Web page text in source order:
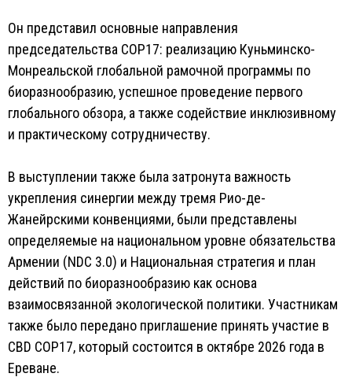
Он представил основные направления
председательства COP17: реализацию Куньминско-
Монреальской глобальной рамочной программы по
биоразнообразию, успешное проведение первого
глобального обзора, а также содействие инклюзивному
и практическому сотрудничеству.
В выступлении также была затронута важность
укрепления синергии между тремя Рио-де-
Жанейрскими конвенциями, были представлены
определяемые на национальном уровне обязательства
Армении (NDC 3.0) и Национальная стратегия и план
действий по биоразнообразию как основа
взаимосвязанной экологической политики. Участникам
также было передано приглашение принять участие в
CBD COP17, который состоится в октябре 2026 года в
Ереване.